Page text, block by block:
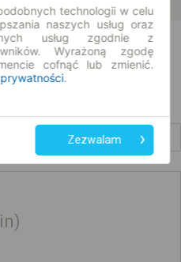
technologii w celu
naszych usług oraz
usług zgodnie z
Wyrażoną zgodę
cofnąć lub zmienić.
.
Zezwalam